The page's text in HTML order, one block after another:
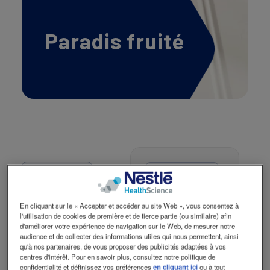
Changer de thème
Paradis fruité
200 ml de
Resource® Ultra +
fraise
50 g de fraises
fraîches, framboises
Préparation
Bien
mélangez le
Resource®
Ultra+ et les
fruits avec le
En cliquant sur le « Accepter et accéder au site Web », vous consentez à
l'utilisation de cookies de première et de tierce partie (ou similaire) afin
d'améliorer votre expérience de navigation sur le Web, de mesurer notre
audience et de collecter des informations utiles qui nous permettent, ainsi
qu'à nos partenaires, de vous proposer des publicités adaptées à vos
centres d'intérêt. Pour en savoir plus, consultez notre politique de
confidentialité et définissez vos préférencesen cliquant iciou à tout